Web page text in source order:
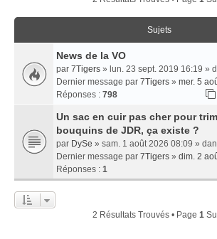
Sujets
News de la VO
par 7Tigers » lun. 23 sept. 2019 16:19 »
Dernier message par 7Tigers » mer. 5
Réponses : 798
Un sac en cuir pas cher pour
bouquins de JDR, ça existe ?
par DySe » sam. 1 août 2026 08:09 »
Dernier message par 7Tigers » dim. 2
Réponses : 1
2 Résultats Trouvés • Page 1